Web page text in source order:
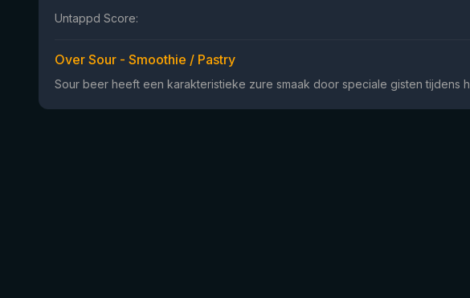
Untappd Score:
Over Sour - Smoothie / Pastry
Sour beer heeft een karakteristieke zure smaak door speciale gisten tijdens